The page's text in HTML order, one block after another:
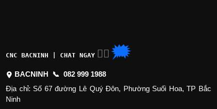
CNC BACNINH | CHAT NGAY 👉🏽 🗯
BACNINH 📞 082 999 1988
Địa chỉ: Số 67 đường Lê Quý Đôn, Phường Suối Hoa, TP Bắc
Ninh